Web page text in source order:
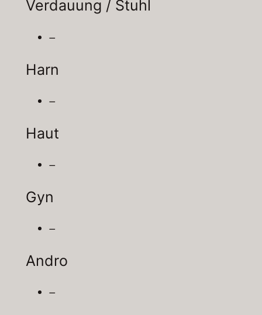
Verdauung / Stuhl
–
Harn
–
Haut
–
Gyn
–
Andro
–